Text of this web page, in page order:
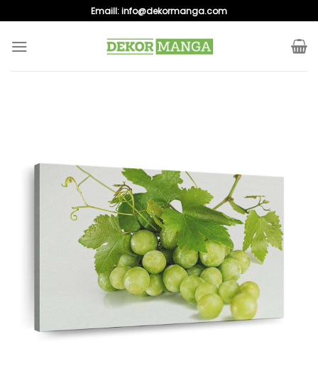
to
content
Emaill:info@dekormanga.com